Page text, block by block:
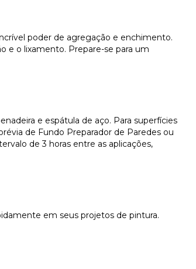
poder de agregação e enchimento.
e o lixamento. Prepare-se para um
e espátula de aço. Para superfícies
de Fundo Preparador de Paredes ou
de 3 horas entre as aplicações,
em seus projetos de pintura.